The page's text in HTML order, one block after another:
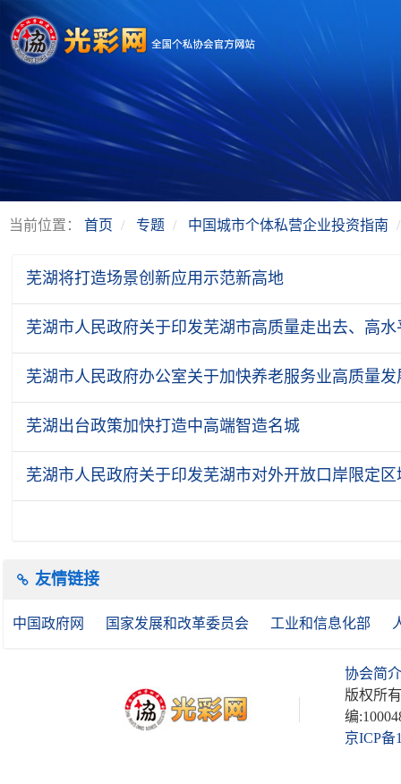
当前位置： 首页 专题 中国城市个体私营企业投资指南
芜湖将打造场景创新应用示范新高地
芜湖市人民政府关于印发芜湖市高质量走出去、高
芜湖市人民政府办公室关于加快养老服务业高质量
芜湖出台政策加快打造中高端智造名城
芜湖市人民政府关于印发芜湖市对外开放口岸限定
友情链接
中国政府网 国家发展和改革委员会 工业和信息化部
协会简介
版权所
编
京ICP备